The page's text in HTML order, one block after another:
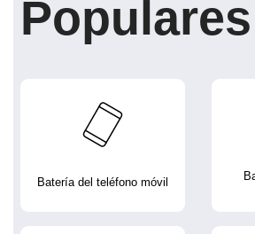
Populares
Batería del teléfono móvil